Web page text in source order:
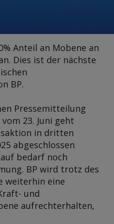
Anteil an Mobene an
Dies ist der nächste
BP.
Pressemitteilung
23. Juni geht
in dritten
abgeschlossen
bedarf noch
BP wird trotz des
weiterhin eine
und
aufrechterhalten,